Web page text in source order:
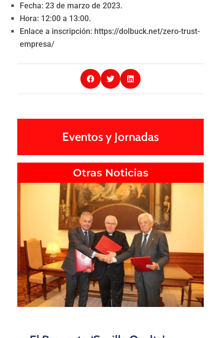
Fecha: 23 de marzo de 2023.
Hora: 12:00 a 13:00.
Enlace a inscripción: https://dolbuck.net/zero-trust-
empresa/
Eventos y Jornadas
Otras Noticias